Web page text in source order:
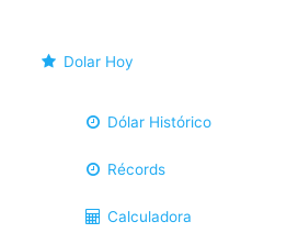
Dolar Hoy
Dólar Histórico
Récords
Calculadora